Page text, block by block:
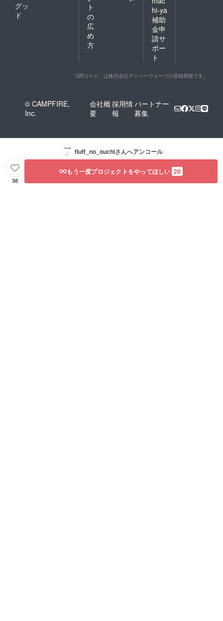
グッ
ド
ト
の
広
め
方
hi-ya
補助
金申
請サ
ポー
ト
「QRコード」は株式会社デンソーウェーブの登録商標です。
© CAMPFIRE,
Inc.
会社概
要
採用情
報
パートナー
募集
fluff_no_ouchiさんへアンコール
38
もう一度プロジェクトをやってほしい 20